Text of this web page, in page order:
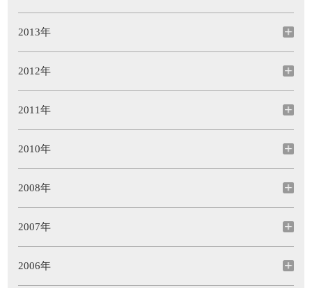
2013年
2012年
2011年
2010年
2008年
2007年
2006年